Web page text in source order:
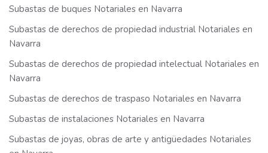
Subastas de buques Notariales en Navarra
Subastas de derechos de propiedad industrial Notariales en
Navarra
Subastas de derechos de propiedad intelectual Notariales en
Navarra
Subastas de derechos de traspaso Notariales en Navarra
Subastas de instalaciones Notariales en Navarra
Subastas de joyas, obras de arte y antigüedades Notariales